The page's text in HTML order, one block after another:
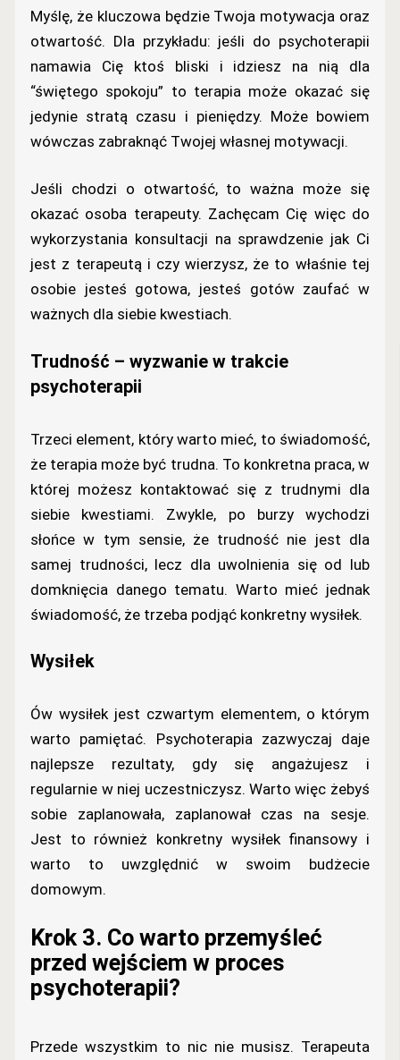
Myślę, że kluczowa będzie Twoja motywacja oraz
otwartość. Dla przykładu: jeśli do psychoterapii
namawia Cię ktoś bliski i idziesz na nią dla
“świętego spokoju” to terapia może okazać się
jedynie stratą czasu i pieniędzy. Może bowiem
wówczas zabraknąć Twojej własnej motywacji.
Jeśli chodzi o otwartość, to ważna może się
okazać osoba terapeuty. Zachęcam Cię więc do
wykorzystania konsultacji na sprawdzenie jak Ci
jest z terapeutą i czy wierzysz, że to właśnie tej
osobie jesteś gotowa, jesteś gotów zaufać w
ważnych dla siebie kwestiach.
Trudność – wyzwanie w trakcie
psychoterapii
Trzeci element, który warto mieć, to świadomość,
że terapia może być trudna. To konkretna praca, w
której możesz kontaktować się z trudnymi dla
siebie kwestiami. Zwykle, po burzy wychodzi
słońce w tym sensie, że trudność nie jest dla
samej trudności, lecz dla uwolnienia się od lub
domknięcia danego tematu. Warto mieć jednak
świadomość, że trzeba podjąć konkretny wysiłek.
Wysiłek
Ów wysiłek jest czwartym elementem, o którym
warto pamiętać. Psychoterapia zazwyczaj daje
najlepsze rezultaty, gdy się angażujesz i
regularnie w niej uczestniczysz. Warto więc żebyś
sobie zaplanowała, zaplanował czas na sesje.
Jest to również konkretny wysiłek finansowy i
warto to uwzględnić w swoim budżecie
domowym.
Krok 3. Co warto przemyśleć
przed wejściem w proces
psychoterapii?
Przede wszystkim to nic nie musisz. Terapeuta